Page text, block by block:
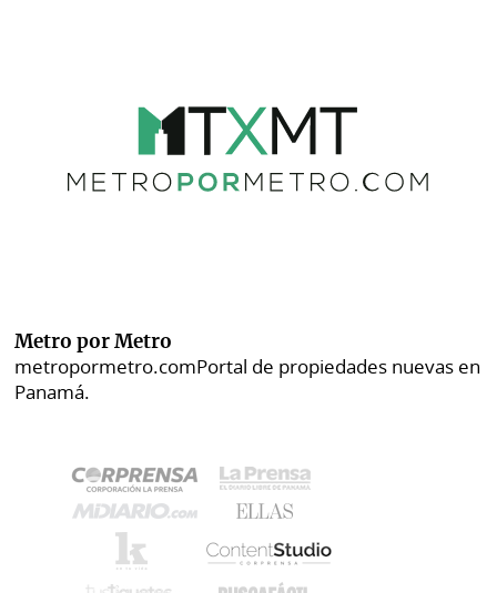
Metro por Metro
metropormetro.comPortal de propiedades nuevas en
Panamá.